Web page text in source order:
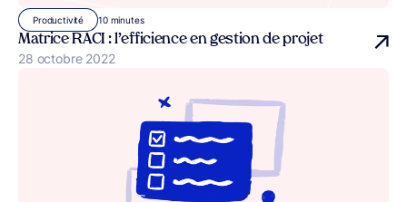
Productivité 10 minutes
Matrice RACI : l’efficience en gestion de projet
Publié le
28 octobre 2022